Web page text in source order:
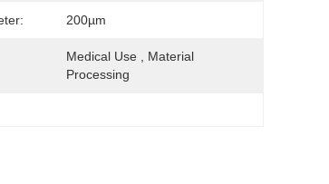
200µm
Medical Use , Material
Processing